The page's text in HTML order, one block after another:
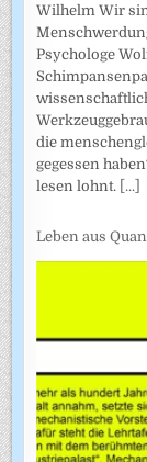
Wilhelm Wir
Psychologe
die
gegessen
lesen lohnt. [...]
Leben aus